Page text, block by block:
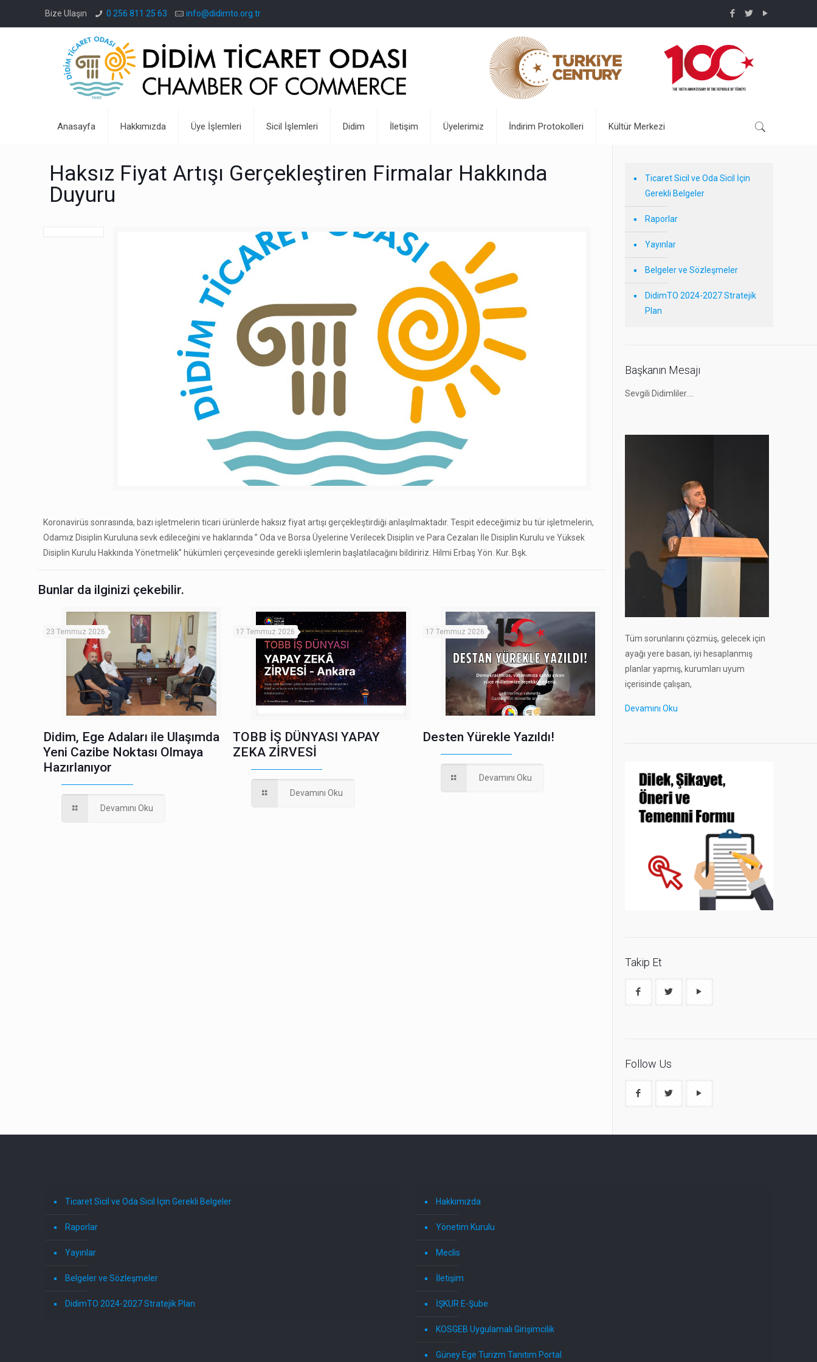
Bize Ulaşın 0 256 811 25 63 info@didimto.org.tr
Anasayfa Hakkımızda Üye İşlemleri Sicil İşlemleri Didim İletişim Üyelerimiz İndirim Protokolleri Kültür Merkezi
Haksız Fiyat Artışı Gerçekleştiren Firmalar Hakkında
Duyuru
Koronavirüs sonrasında, bazı işletmelerin ticari ürünlerde haksız fiyat artışı gerçekleştirdiği anlaşılmaktadır. Tespit edeceğimiz bu tür işletmelerin,
Odamız Disiplin Kuruluna sevk edileceğini ve haklarında ” Oda ve Borsa Üyelerine Verilecek Disiplin ve Para Cezaları İle Disiplin Kurulu ve Yüksek
Disiplin Kurulu Hakkında Yönetmelik” hükümleri çerçevesinde gerekli işlemlerin başlatılacağını bildiririz. Hilmi Erbaş Yön. Kur. Bşk.
Bunlar da ilginizi çekebilir.
23 Temmuz 2026
Didim, Ege Adaları ile Ulaşımda
Yeni Cazibe Noktası Olmaya
Hazırlanıyor
Devamını Oku
17 Temmuz 2026
TOBB İŞ DÜNYASI YAPAY
ZEKA ZİRVESİ
Devamını Oku
17 Temmuz 2026
Desten Yürekle Yazıldı!
Devamını Oku
Ticaret Sicil ve Oda Sicil İçin
Gerekli Belgeler
Raporlar
Yayınlar
Belgeler ve Sözleşmeler
DidimTO 2024-2027 Stratejik
Plan
Başkanın Mesajı
Sevgili Didimliler….
Tüm sorunlarını çözmüş, gelecek için
ayağı yere basan, iyi hesaplanmış
planlar yapmış, kurumları uyum
içerisinde çalışan,
Devamını Oku
Takip Et
Follow Us
Ticaret Sicil ve Oda Sicil İçin Gerekli Belgeler
Raporlar
Yayınlar
Belgeler ve Sözleşmeler
DidimTO 2024-2027 Stratejik Plan
Hakkımızda
Yönetim Kurulu
Meclis
İletişim
İŞKUR E-Şube
KOSGEB Uygulamalı Girişimcilik
Güney Ege Turizm Tanıtım Portal